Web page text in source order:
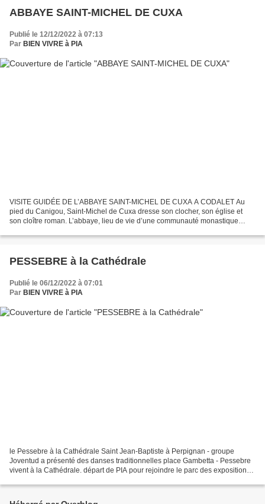
ABBAYE SAINT-MICHEL DE CUXA
Publié le 12/12/2022 à 07:13
Par BIEN VIVRE à PIA
VISITE GUIDÉE DE L’ABBAYE SAINT-MICHEL DE CUXA A CODALET Au
pied du Canigou, Saint-Michel de Cuxa dresse son clocher, son église et
son cloître roman. L’abbaye, lieu de vie d’une communauté monastique
PESSEBRE à la Cathédrale
Publié le 06/12/2022 à 07:01
Par BIEN VIVRE à PIA
le Pessebre à la Cathédrale Saint Jean-Baptiste à Perpignan - groupe
Joventud a présenté des danses traditionnelles place Gambetta - Pessebre
vivent à la Cathédrale. départ de PIA pour rejoindre le parc des expositions